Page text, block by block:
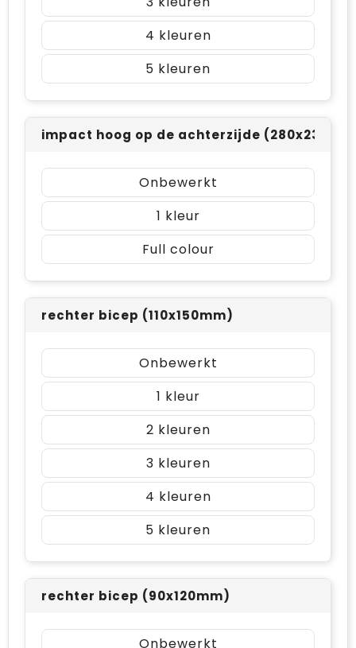
4
5
impact hoog op de achterzijde
Onbewerkt
1
Full colour
rechter bicep (110x150mm)
Onbewerkt
1
2
3
4
5
rechter bicep (90x120mm)
Onbewerkt